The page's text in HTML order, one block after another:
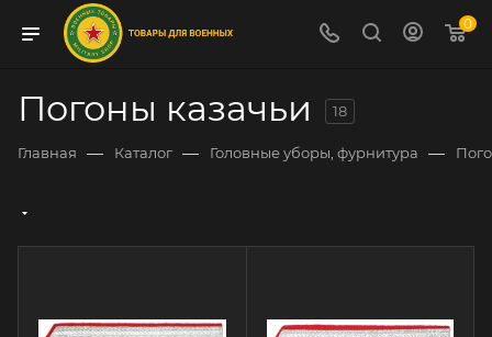
0
Погоны казачьи 18
Главная — Каталог — Головные уборы, фурнитура —